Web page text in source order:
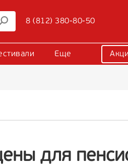
8 (812) 380-80-50
Еще
для